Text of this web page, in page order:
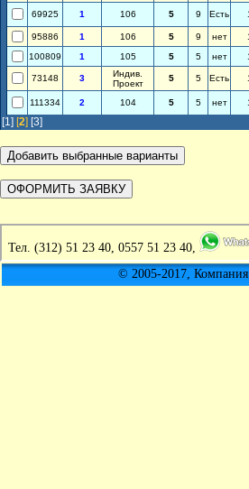
69925 1 106 5 9 Есть
95886 1 106 5 9 нет
100809
1 105 5 5 нет
73148 3
Индив.
Проект
5 5 Есть
111334 2 104 5 5 нет
[1] [2] [3]
Тел. (312) 51 23 40, 0557 51 23 40,
© 2005-2017, Компания